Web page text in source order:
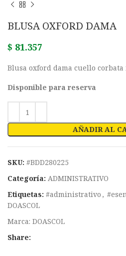
BLUSA OXFORD DAMA
$ 81.357
Blusa oxford dama cuello corbata
Disponible para reserva
AÑADIR AL
SKU: #BDD280225
Categoría: ADMINISTRATIVO
Etiquetas: #administrativo ,
DOASCOL
Marca: DOASCOL
Share: